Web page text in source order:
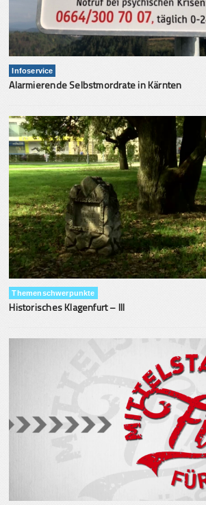
Infoservice
Alarmierende Selbstmordrate in Kärnten
Themenschwerpunkte
Historisches Klagenfurt – III